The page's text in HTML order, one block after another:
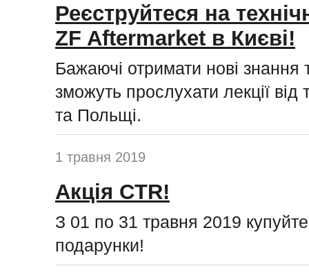
Реєструйтеся на
ZF Aftermarket в Києві!
Бажаючі отримати нові знання
зможуть прослухати лекції від
та Польщі.
1 травня 2019
Акція CTR!
З 01 по 31 травня 2019
подарунки!